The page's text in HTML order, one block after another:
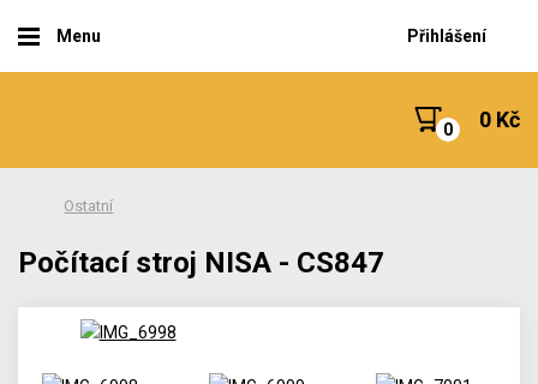
Menu Přihlášení
0 Kč
Ostatní
Počítací stroj NISA - CS847